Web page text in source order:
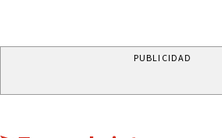
PUBLICIDAD